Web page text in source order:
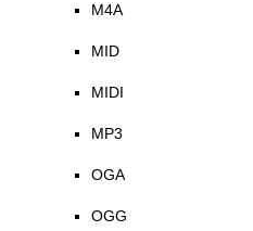
M4A
MID
MIDI
MP3
OGA
OGG